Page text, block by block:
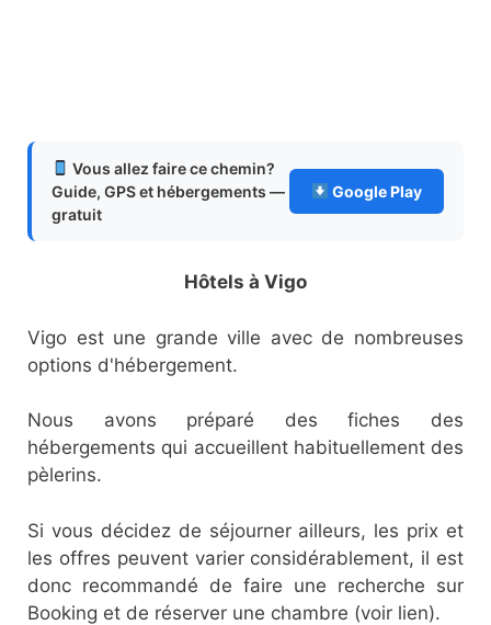
Vous allez faire ce chemin?
Guide, GPS et hébergements —
gratuit
Google Play
Hôtels à Vigo
Vigo est une grande ville avec de nombreuses
options d'hébergement.
Nous avons préparé des fiches des
hébergements qui accueillent habituellement des
pèlerins.
Si vous décidez de séjourner ailleurs, les prix et
les offres peuvent varier considérablement, il est
donc recommandé de faire une recherche sur
Booking et de réserver une chambre (voir lien).